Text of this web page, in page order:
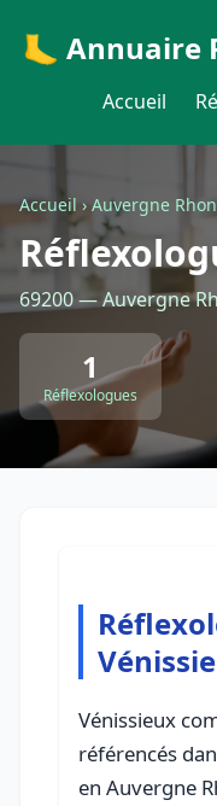
🦶 Annuaire
Accueil
Accueil›Auvergne
69200 — Auvergne
1
Réflexologues
Vénissieux
référencés
en Auvergne